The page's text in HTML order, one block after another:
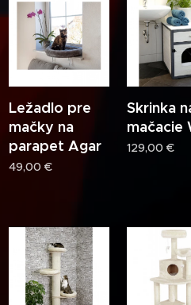
Ležadlo pre
mačky na
parapet Agar
49,00 €
Skrinka
mačacie
129,00 €